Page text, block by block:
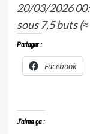
20/03/2026
sous 7,5 buts
Partager :
Facebook
J’aime ça :